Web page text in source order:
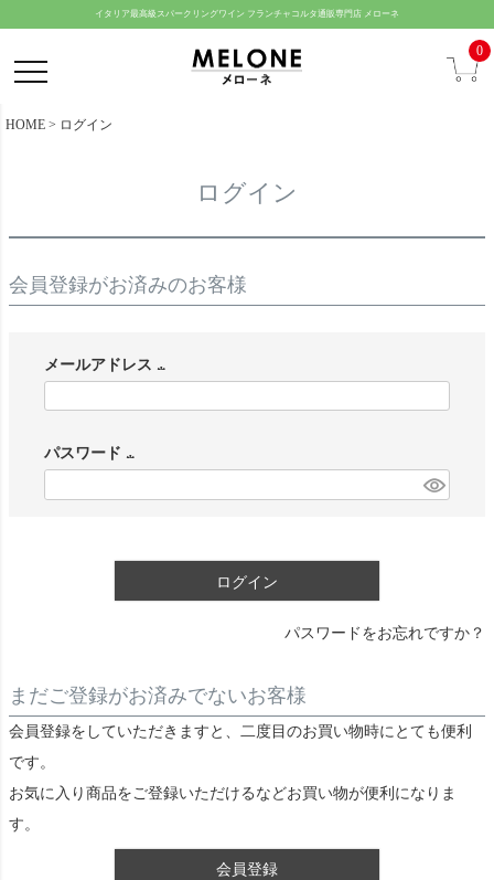
イタリア最高級スパークリングワイン フランチャコルタ通販専門店 メローネ
0
HOME ログイン
ログイン
会員登録がお済みのお客様
メールアドレス
(
須
)
パスワード
須
ログイン
パスワードをお忘れですか？
まだご登録がお済みでないお客様
会員登録をしていただきますと、二度目のお買い物時にとても便利
です。
お気に入り商品をご登録いただけるなどお買い物が便利になりま
す。
会員登録
ジト
ップ